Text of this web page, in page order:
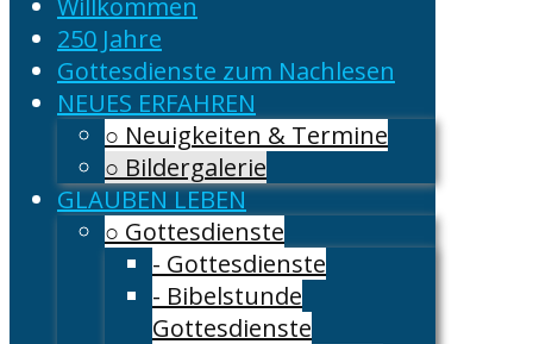
Willkommen
250 Jahre
Gottesdienste zum Nachlesen
NEUES ERFAHREN
○ Neuigkeiten & Termine
○ Bildergalerie
GLAUBEN LEBEN
○ Gottesdienste
- Gottesdienste
- Bibelstunde
Gottesdienste